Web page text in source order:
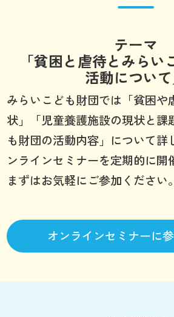
テーマ
「貧困と虐待とみらい
活動について
みらいこども財団では「貧困や
状」「児童養護施設の現状と課
も財団の活動内容」について詳
ンラインセミナーを定期的に開
まずはお気軽にご参加ください。
オンラインセミナーに